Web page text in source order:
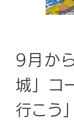
9月か
城」コ
行こう